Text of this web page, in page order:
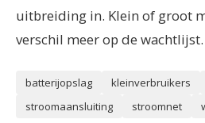
uitbreiding in. Klein of groot
verschil meer op de wachtlijst.
batterijopslag kleinverbruikers
stroomaansluiting
stroomnet